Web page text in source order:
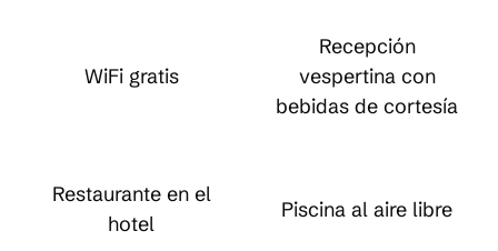
WiFi gratis
Recepción
vespertina con
bebidas de cortesía
Restaurante en el
hotel
Piscina al aire libre